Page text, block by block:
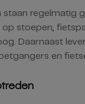
staan regelmatig
stoepen,
Daarnaast
en